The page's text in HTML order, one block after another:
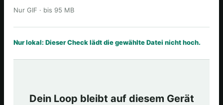
Nur GIF · bis 95 MB
Nur lokal: Dieser Check lädt die gewählte Datei nicht hoch.
Dein Loop bleibt auf diesem Gerät